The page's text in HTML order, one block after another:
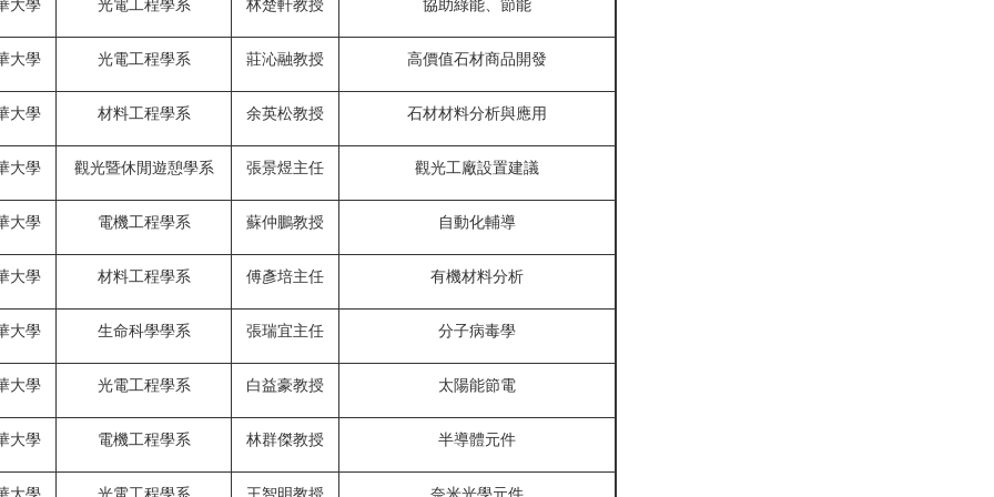
大學 光電工程學系 林楚軒教授 協助綠能、節能
大學 光電工程學系 莊沁融教授 高價值石材商品開發
大學 材料工程學系 余英松教授 石材材料分析與應用
大學 觀光暨休閒遊憩學系 張景煜主任 觀光工廠設置建議
大學 電機工程學系 蘇仲鵬教授 自動化輔導
大學 材料工程學系 傅彥培主任 有機材料分析
大學 生命科學學系 張瑞宜主任 分子病毒學
大學 光電工程學系 白益豪教授 太陽能節電
大學 電機工程學系 林群傑教授 半導體元件